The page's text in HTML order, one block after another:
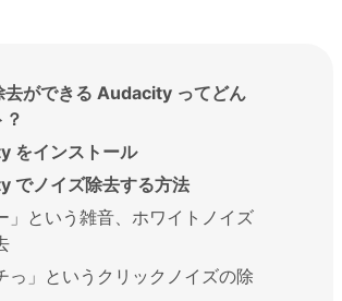
去ができる Audacity ってどん
をインストール
でノイズ除去する方法
」という雑音、ホワイトノイズ
っ」というクリックノイズの除